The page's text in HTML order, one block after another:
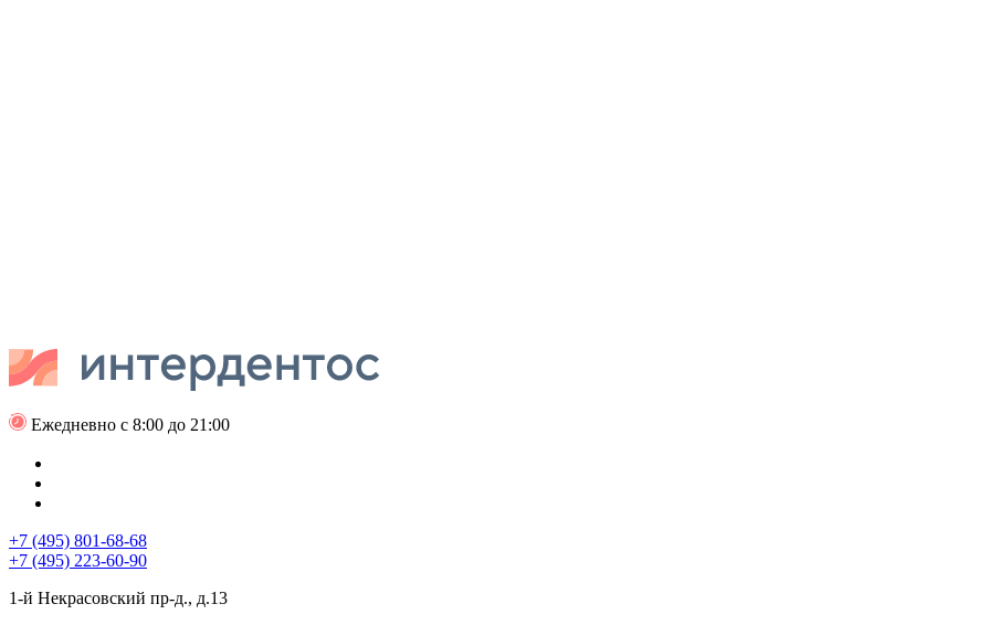
Ежедневно с 8:00 до 21:00
+7 (495) 801-68-68
+7 (495) 223-60-90
1-й Некрасовский пр-д., д.13